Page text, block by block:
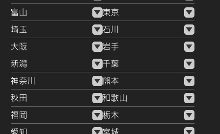
富山 東京
埼玉 石川
大阪 岩手
新潟 千葉
神奈川 熊本
秋田 和歌山
福岡 栃木
愛知 宮城